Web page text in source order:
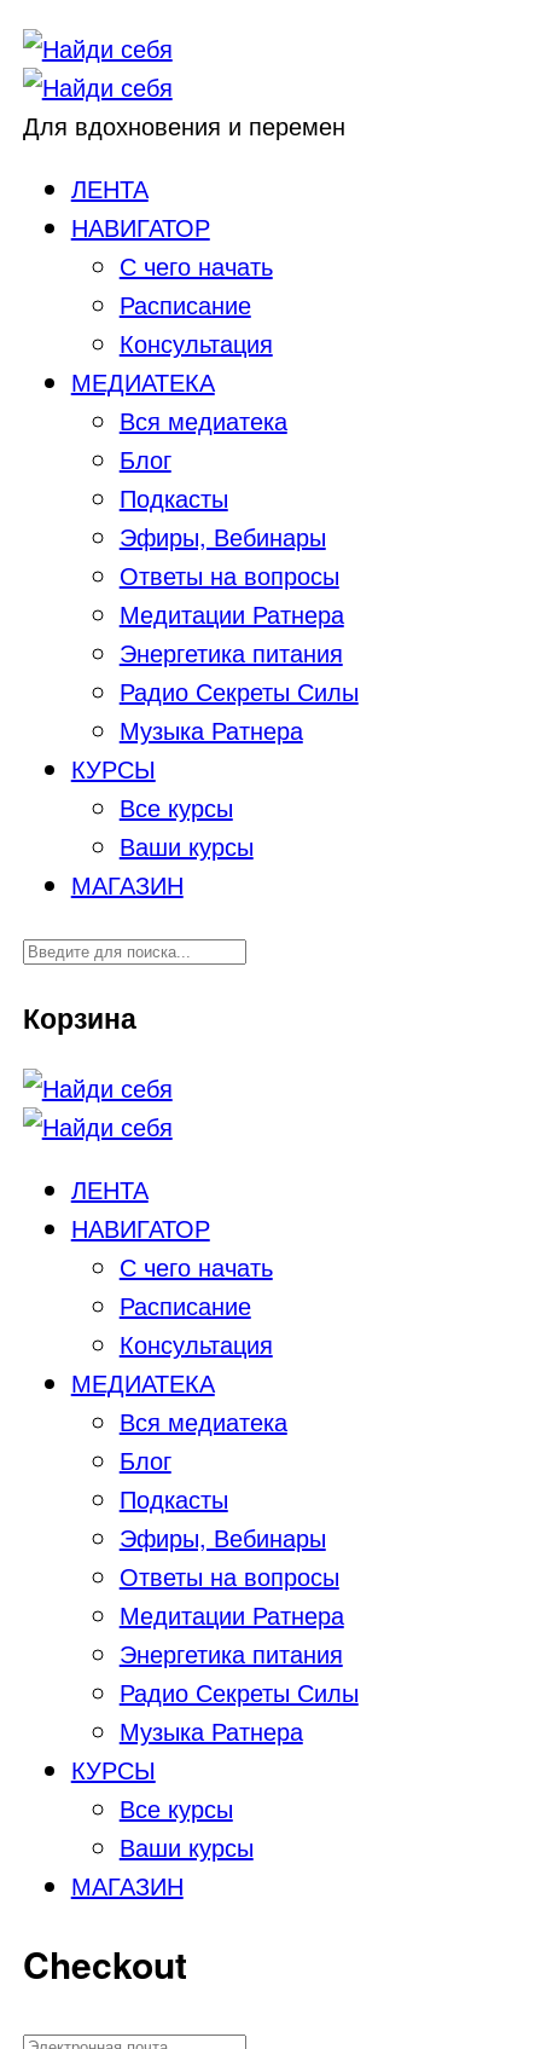
Для вдохновения и перемен
ЛЕНТА
НАВИГАТОР
С чего начать
Расписание
Консультация
МЕДИАТЕКА
Вся медиатека
Блог
Подкасты
Эфиры, Вебинары
Ответы на вопросы
Медитации Ратнера
Энергетика питания
Радио Секреты Силы
Музыка Ратнера
КУРСЫ
Все курсы
Ваши курсы
МАГАЗИН
Корзина
ЛЕНТА
НАВИГАТОР
С чего начать
Расписание
Консультация
МЕДИАТЕКА
Вся медиатека
Блог
Подкасты
Эфиры, Вебинары
Ответы на вопросы
Медитации Ратнера
Энергетика питания
Радио Секреты Силы
Музыка Ратнера
КУРСЫ
Все курсы
Ваши курсы
МАГАЗИН
Checkout